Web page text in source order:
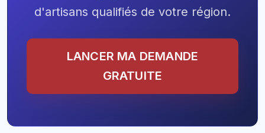
d'artisans qualifiés de votre région.
LANCER MA DEMANDE
GRATUITE